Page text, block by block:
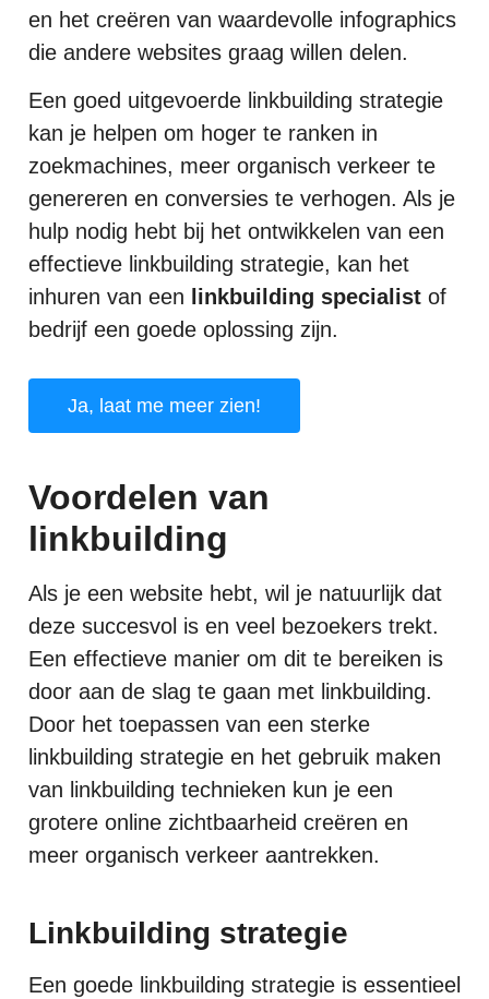
en het creëren van waardevolle infographics
die andere websites graag willen delen.
Een goed uitgevoerde linkbuilding strategie
kan je helpen om hoger te ranken in
zoekmachines, meer organisch verkeer te
genereren en conversies te verhogen. Als je
hulp nodig hebt bij het ontwikkelen van een
effectieve linkbuilding strategie, kan het
inhuren van een
linkbuilding specialist of
bedrijf een goede oplossing zijn.
Ja, laat me meer zien!
Voordelen van
linkbuilding
Als je een website hebt, wil je natuurlijk dat
deze succesvol is en veel bezoekers trekt.
Een effectieve manier om dit te bereiken is
door aan de slag te gaan met linkbuilding.
Door het toepassen van een sterke
linkbuilding strategie en het gebruik maken
van linkbuilding technieken kun je een
grotere online zichtbaarheid creëren en
meer organisch verkeer aantrekken.
Linkbuilding strategie
Een goede linkbuilding strategie is essentieel